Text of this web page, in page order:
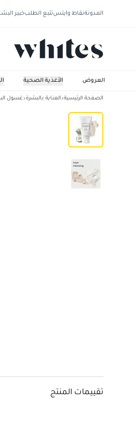
المدونةنقاط وايتستتبع الطلبخبير
الأغذية الصحية العروض
الصفحة الرئيسية العناية بالبشرة غسول
تقييمات المنتج